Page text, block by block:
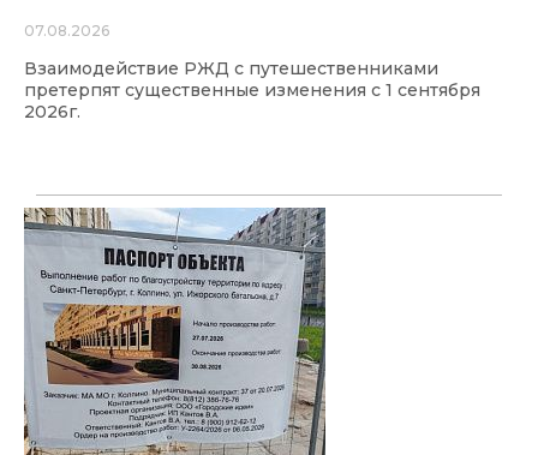
07.08.2026
Взаимодействие РЖД с путешественниками
претерпят существенные изменения с 1 сентября
2026г.